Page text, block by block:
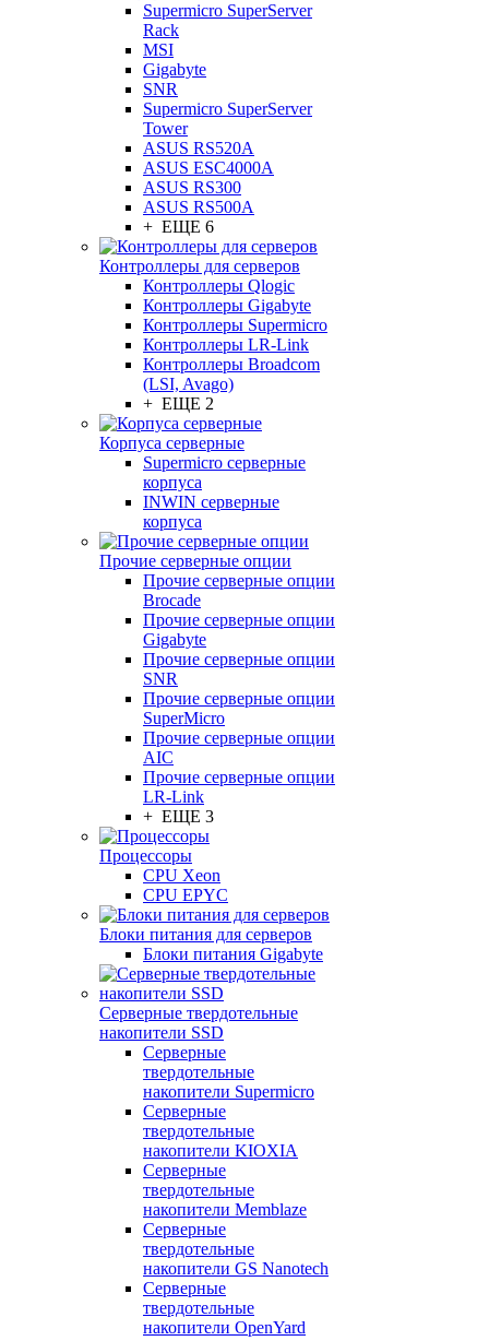
Supermicro SuperServer
Rack
MSI
Gigabyte
SNR
Supermicro SuperServer
Tower
ASUS RS520A
ASUS ESC4000A
ASUS RS300
ASUS RS500A
+ ЕЩЕ 6
Контроллеры для серверов
Контроллеры Qlogic
Контроллеры Gigabyte
Контроллеры Supermicro
Контроллеры LR-Link
Контроллеры Broadcom
(LSI, Avago)
+ ЕЩЕ 2
Корпуса серверные
Supermicro серверные
корпуса
INWIN серверные
корпуса
Прочие серверные опции
Прочие серверные опции
Brocade
Прочие серверные опции
Gigabyte
Прочие серверные опции
SNR
Прочие серверные опции
SuperMicro
Прочие серверные опции
AIC
Прочие серверные опции
LR-Link
+ ЕЩЕ 3
Процессоры
CPU Xeon
CPU EPYC
Блоки питания для серверов
Блоки питания Gigabyte
Серверные твердотельные
накопители SSD
Cерверные
твердотельные
накопители Supermicro
Cерверные
твердотельные
накопители KIOXIA
Cерверные
твердотельные
накопители Memblaze
Cерверные
твердотельные
накопители GS Nanotech
Серверные
твердотельные
накопители OpenYard